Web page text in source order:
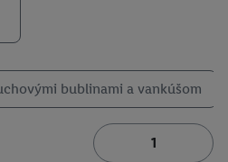
bublinami a vankúšom